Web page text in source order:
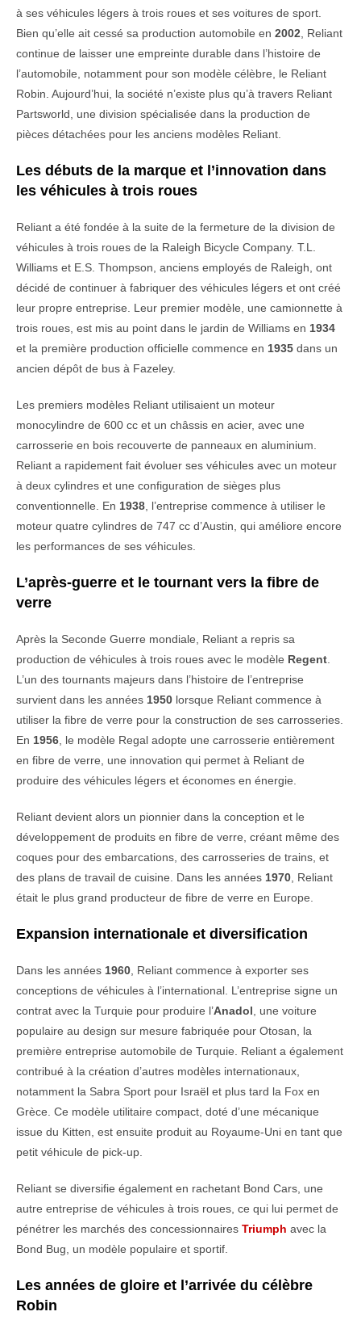
à ses véhicules légers à trois roues et ses voitures de sport.
Bien qu’elle ait cessé sa production automobile en 2002 , Reliant
continue de laisser une empreinte durable dans l’histoire de
l’automobile, notamment pour son modèle célèbre, le Reliant
Robin. Aujourd’hui, la société n’existe plus qu’à travers Reliant
Partsworld, une division spécialisée dans la production de
pièces détachées pour les anciens modèles Reliant.
Les débuts de la marque et l’innovation dans
les véhicules à trois roues
Reliant a été fondée à la suite de la fermeture de la division de
véhicules à trois roues de la Raleigh Bicycle Company. T.L.
Williams et E.S. Thompson, anciens employés de Raleigh, ont
décidé de continuer à fabriquer des véhicules légers et ont créé
leur propre entreprise. Leur premier modèle, une camionnette à
trois roues, est mis au point dans le jardin de Williams en 1934
et la première production officielle commence en 1935 dans un
ancien dépôt de bus à Fazeley.
Les premiers modèles Reliant utilisaient un moteur
monocylindre de 600 cc et un châssis en acier, avec une
carrosserie en bois recouverte de panneaux en aluminium.
Reliant a rapidement fait évoluer ses véhicules avec un moteur
à deux cylindres et une configuration de sièges plus
conventionnelle. En 1938 , l’entreprise commence à utiliser le
moteur quatre cylindres de 747 cc d’Austin, qui améliore encore
les performances de ses véhicules.
L’après-guerre et le tournant vers la fibre de
verre
Après la Seconde Guerre mondiale, Reliant a repris sa
production de véhicules à trois roues avec le modèle Regent
L’un des tournants majeurs dans l’histoire de l’entreprise
survient dans les années 1950 lorsque Reliant commence à
utiliser la fibre de verre pour la construction de ses carrosseries.
En 1956 , le modèle Regal adopte une carrosserie entièrement
en fibre de verre, une innovation qui permet à Reliant de
produire des véhicules légers et économes en énergie.
Reliant devient alors un pionnier dans la conception et le
développement de produits en fibre de verre, créant même des
coques pour des embarcations, des carrosseries de trains, et
des plans de travail de cuisine. Dans les années 1970 , Reliant
était le plus grand producteur de fibre de verre en Europe.
Expansion internationale et diversification
Dans les années 1960 , Reliant commence à exporter ses
conceptions de véhicules à l’international. L’entreprise signe un
contrat avec la Turquie pour produire l’Anadol , une voiture
populaire au design sur mesure fabriquée pour Otosan, la
première entreprise automobile de Turquie. Reliant a également
contribué à la création d’autres modèles internationaux,
notamment la Sabra Sport pour Israël et plus tard la Fox en
Grèce. Ce modèle utilitaire compact, doté d’une mécanique
issue du Kitten, est ensuite produit au Royaume-Uni en tant que
petit véhicule de pick-up.
Reliant se diversifie également en rachetant Bond Cars, une
autre entreprise de véhicules à trois roues, ce qui lui permet de
pénétrer les marchés des concessionnaires Triumph avec la
Bond Bug, un modèle populaire et sportif.
Les années de gloire et l’arrivée du célèbre
Robin